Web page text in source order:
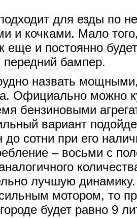
для езды по
и кочками. Мало
еще и постоянно
передний бампер.
назвать
Официально можно
бензиновыми
вариант
до сотни при его
– восьми с
лучшую
мотором, то
будет равно 9